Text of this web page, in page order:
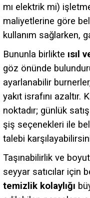
mı elektrik mi)
maliyetlerine göre
kullanım sağlarken,
Bununla birlikte ısıl
göz önünde
ayarlanabilir
yakıt israfını
noktadır; günlük
şiş seçenekleri ile
talebi
Taşınabilirlik ve
seyyar satıcılar için
temizlik kolaylığı